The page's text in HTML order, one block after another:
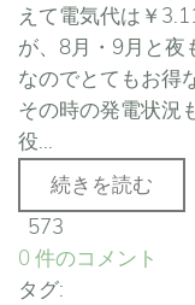
えて電気代は￥
が、8月・9月と夜
なのでとてもお得
その時の発電状況
役...
続きを読む
573
0 件のコメント
タグ: